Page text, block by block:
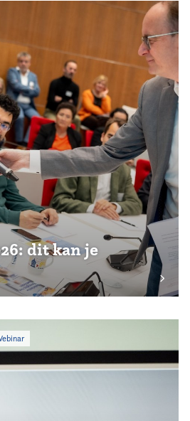
dit kan je